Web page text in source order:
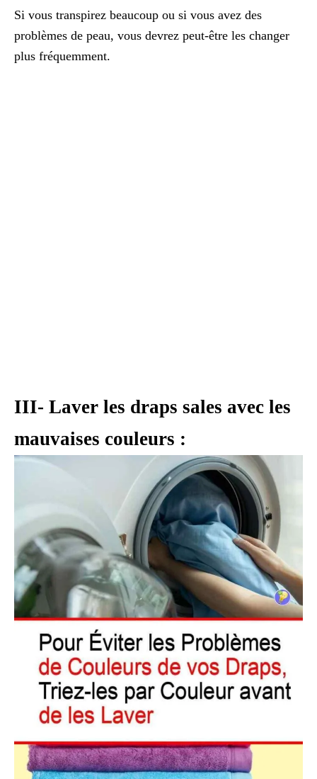
Si vous transpirez beaucoup ou si vous avez des
problèmes de peau, vous devrez peut-être les changer
plus fréquemment.
III- Laver les draps sales avec les
mauvaises couleurs :